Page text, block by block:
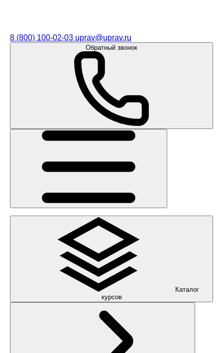
8 (800) 100-02-03 uprav@uprav.ru
Обратный звонок
Каталог
курсов